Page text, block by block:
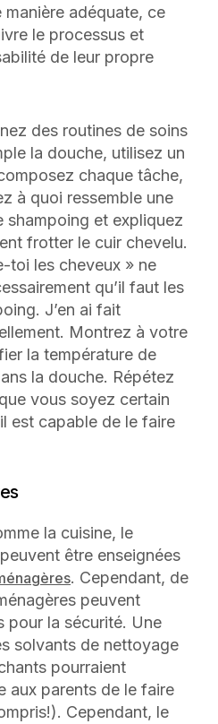
adéquate, ce
le processus et
de leur propre
des routines de soins
la douche, utilisez un
chaque tâche,
à quoi ressemble une
shampoing et expliquez
frotter le cuir chevelu.
toi les cheveux » ne
qu’il faut les
J’en ai fait
Montrez à votre
la température de
la douche. Répétez
vous soyez certain
est capable de le faire
la cuisine, le
être enseignées
. Cependant, de
peuvent
pour la sécurité. Une
solvants de nettoyage
pourraient
aux parents de le faire
Cependant, le